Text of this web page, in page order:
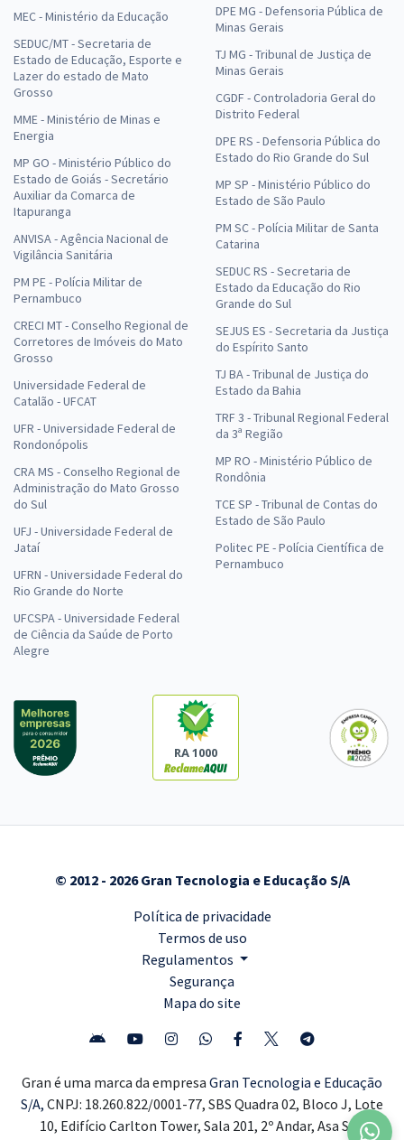
MEC - Ministério da Educação
SEDUC/MT - Secretaria de
Estado de Educação, Esporte e
Lazer do estado de Mato
Grosso
MME - Ministério de Minas e
Energia
MP GO - Ministério Público do
Estado de Goiás - Secretário
Auxiliar da Comarca de
Itapuranga
ANVISA - Agência Nacional de
Vigilância Sanitária
PM PE - Polícia Militar de
Pernambuco
CRECI MT - Conselho Regional de
Corretores de Imóveis do Mato
Grosso
Universidade Federal de
Catalão - UFCAT
UFR - Universidade Federal de
Rondonópolis
CRA MS - Conselho Regional de
Administração do Mato Grosso
do Sul
UFJ - Universidade Federal de
Jataí
UFRN - Universidade Federal do
Rio Grande do Norte
UFCSPA - Universidade Federal
de Ciência da Saúde de Porto
Alegre
DPE MG - Defensoria Pública de
Minas Gerais
TJ MG - Tribunal de Justiça de
Minas Gerais
CGDF - Controladoria Geral do
Distrito Federal
DPE RS - Defensoria Pública do
Estado do Rio Grande do Sul
MP SP - Ministério Público do
Estado de São Paulo
PM SC - Polícia Militar de Santa
Catarina
SEDUC RS - Secretaria de
Estado da Educação do Rio
Grande do Sul
SEJUS ES - Secretaria da Justiça
do Espírito Santo
TJ BA - Tribunal de Justiça do
Estado da Bahia
TRF 3 - Tribunal Regional Federal
da 3ª Região
MP RO - Ministério Público de
Rondônia
TCE SP - Tribunal de Contas do
Estado de São Paulo
Politec PE - Polícia Científica de
Pernambuco
RA 1000
© 2012 - 2026 Gran Tecnologia e Educação S/A
Política de privacidade
Termos de uso
Regulamentos
Segurança
Mapa do site
Gran é uma marca da empresa Gran Tecnologia e Educação
S/A, CNPJ: 18.260.822/0001-77, SBS Quadra 02, Bloco J, Lote
10, Edifício Carlton Tower, Sala 201, 2º Andar, Asa Sul,